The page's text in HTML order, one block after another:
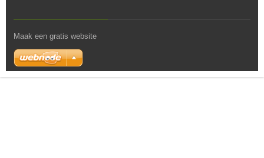
Maak een gratis website